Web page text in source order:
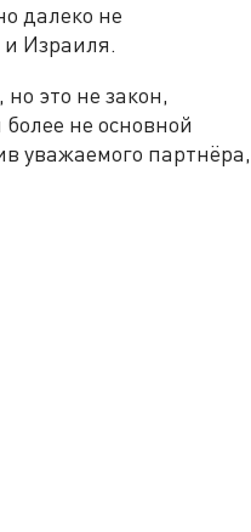
далеко не
Израиля.
это не закон,
не основной
уважаемого партнёра,